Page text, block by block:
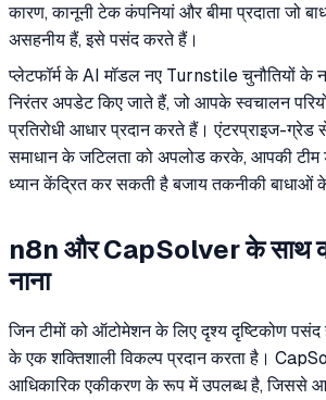
कारण, कानूनी टेक कंपनियां और बीमा प्रदाता जो
असहनीय हैं, इसे पसंद करते हैं।
प्लेटफॉर्म के AI मॉडल नए Turnstile चुनौतियों
निरंतर अपडेट किए जाते हैं, जो आपके स्वचालन
प्रतिरोधी आधार प्रदान करते हैं। एंटरप्राइज-ग्रेड
समाधान के जटिलता को अपलोड करके, आपकी टीम
ध्यान केंद्रित कर सकती है बजाय तकनीकी बाधाओं
n8n और CapSolver के साथ
नाना
जिन टीमों को ऑटोमेशन के लिए दृश्य दृष्टिकोण
के एक शक्तिशाली विकल्प प्रदान करता है।
आधिकारिक एकीकरण के रूप में उपलब्ध है, जिससे